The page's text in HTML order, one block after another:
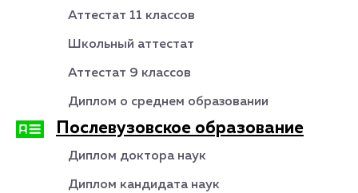
Аттестат 11 классов
Школьный аттестат
Аттестат 9 классов
Диплом о среднем образовании
Послевузовское образование
Диплом доктора наук
Диплом кандидата наук